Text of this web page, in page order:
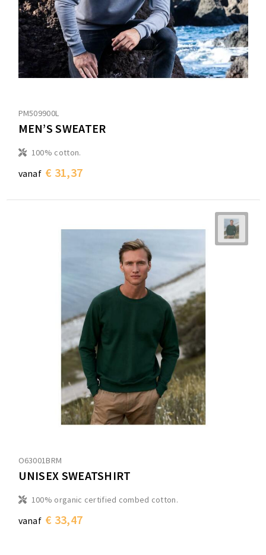
PM509900L
MEN’S SWEATER
100% cotton.
vanaf € 31,37
O63001BRM
UNISEX SWEATSHIRT
100% organic certified combed cotton.
vanaf € 33,47